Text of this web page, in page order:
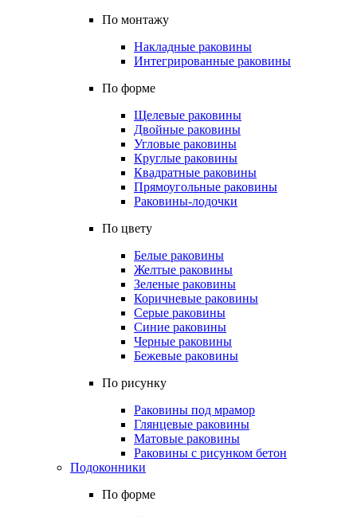
По монтажу
Накладные раковины
Интегрированные раковины
По форме
Щелевые раковины
Двойные раковины
Угловые раковины
Круглые раковины
Квадратные раковины
Прямоугольные раковины
Раковины-лодочки
По цвету
Белые раковины
Желтые раковины
Зеленые раковины
Коричневые раковины
Серые раковины
Синие раковины
Черные раковины
Бежевые раковины
По рисунку
Раковины под мрамор
Глянцевые раковины
Матовые раковины
Раковины с рисунком бетон
Подоконники
По форме